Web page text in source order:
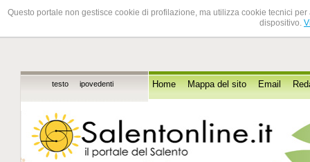
Questo portale non gestisce cookie di profilazione, ma utilizza cookie tecnici
dispositivo.
testo ipovedenti Home Mappa del sito Email